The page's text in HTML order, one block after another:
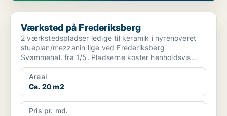
Værksted på Frederiksberg
Værksted på Frederiksberg
2 værkstedspladser ledige til keramik i nyrenoveret
stueplan/mezzanin lige ved Frederiksberg
Svømmehal. fra 1/5. Pladserne koster henholdsvis
2650 & 3400 pr ...
Areal
Ca. 20 m2
Pris pr. md.